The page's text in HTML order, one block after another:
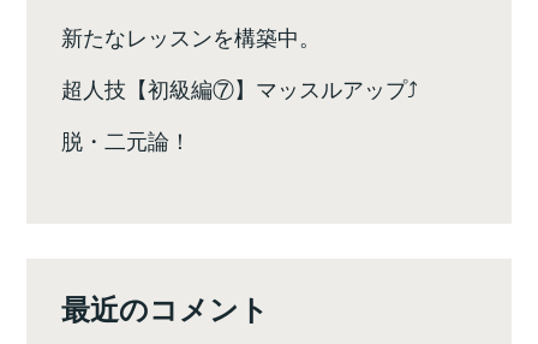
新たなレッスンを構築中。
超人技【初級編⑦】マッスルアップ⤴️
脱・二元論！
最近のコメント